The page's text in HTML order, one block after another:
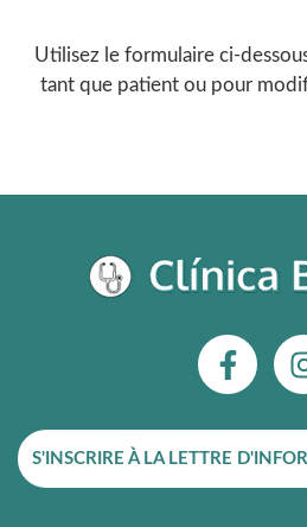
Utilisez le formulaire ci-
tant que patient ou pour
F
a
e
b
o
S'INSCRIRE À LA LETTRE